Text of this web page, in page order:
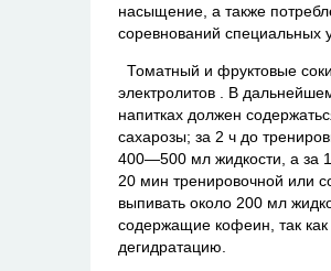
насыщение, а также
соревнований специальных
Томатный и фруктовые
электролитов . В
напитках должен
сахарозы; за 2 ч до
400—500 мл жидкости, а
20 мин тренировочной или
выпивать около 200 мл
содержащие кофеин, так
дегидратацию.